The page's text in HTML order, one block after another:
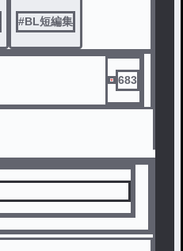
#BL短編集
683